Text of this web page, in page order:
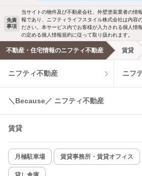
免責
事項
当サイトの物件及び不動産会社、外壁塗装業者の情
報であり、ニフティライフスタイル株式会社は内容
ださい。本サービス内でお客様が入力される個人情
の定める個人情報規約に従って取り扱われます。
不動産・住宅情報のニフティ不動産 賃貸
ニフティ不動産 ニフ
＼Because／ ニフティ不動産
賃貸
月極駐車場 賃貸事務所・賃貸オフィス